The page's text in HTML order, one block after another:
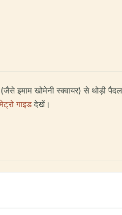
इमाम खोमेनी स्क्वायर) से थोड़ी
गाइडदेखें।